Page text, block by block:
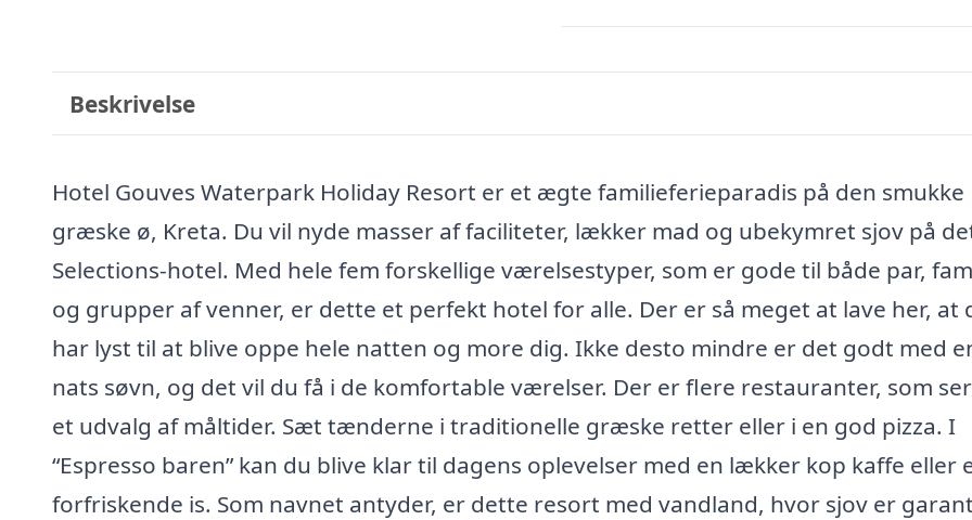
Beskrivelse
Hotel Gouves Waterpark Holiday Resort er et ægte familieferieparadis på den smukke
græske ø, Kreta. Du vil nyde masser af faciliteter, lækker mad og ubekymret sjov på
Selections-hotel. Med hele fem forskellige værelsestyper, som er gode til både par,
og grupper af venner, er dette et perfekt hotel for alle. Der er så meget at lave her, at
har lyst til at blive oppe hele natten og more dig. Ikke desto mindre er det godt med
nats søvn, og det vil du få i de komfortable værelser. Der er flere restauranter, som
et udvalg af måltider. Sæt tænderne i traditionelle græske retter eller i en god pizza. I
“Espresso baren” kan du blive klar til dagens oplevelser med en lækker kop kaffe eller
forfriskende is. Som navnet antyder, er dette resort med vandland, hvor sjov er